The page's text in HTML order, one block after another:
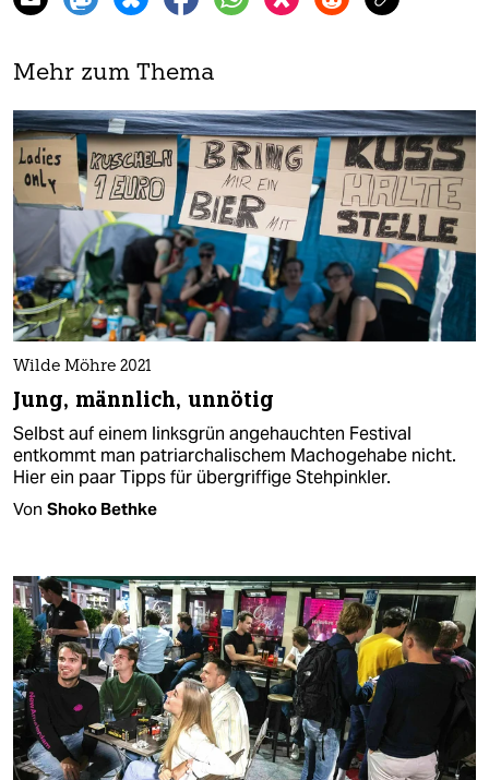
Mehr zum Thema
Wilde Möhre 2021
Jung, männlich, unnötig
Selbst auf einem linksgrün angehauchten Festival
entkommt man patriarchalischem Machogehabe nicht.
Hier ein paar Tipps für übergriffige Stehpinkler.
Von Shoko Bethke